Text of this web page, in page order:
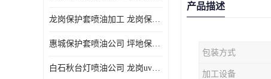
龙岗保护套喷油加工 龙岗保护套喷油
惠城保护套喷油公司 坪地保护套喷油 良鸿塑胶五金
白石秋台灯喷油公司 龙岗uv喷油 良鸿塑胶五金
产品描述
包装方式
加工设备